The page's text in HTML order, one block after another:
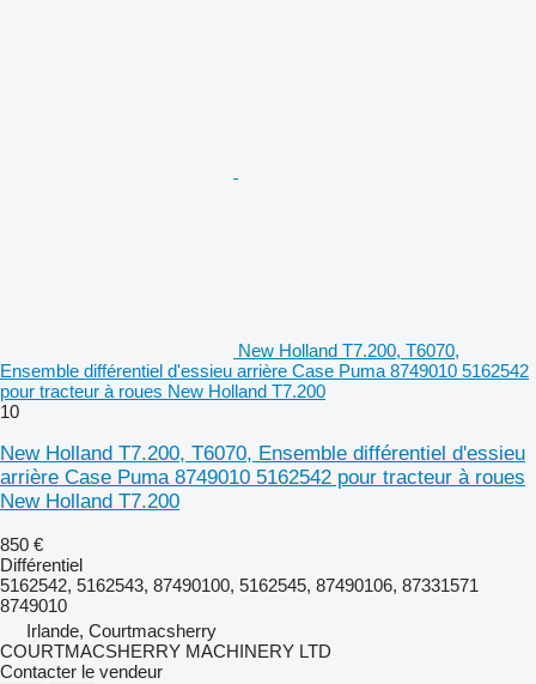
New Holland T7.200, T6070,
Ensemble différentiel d'essieu arrière Case Puma 8749010 5162542
pour tracteur à roues New Holland T7.200
10
New Holland T7.200, T6070, Ensemble différentiel d'essieu
arrière Case Puma 8749010 5162542 pour tracteur à roues
New Holland T7.200
850 €
Différentiel
5162542, 5162543, 87490100, 5162545, 87490106, 87331571
8749010
Irlande, Courtmacsherry
COURTMACSHERRY MACHINERY LTD
Contacter le vendeur